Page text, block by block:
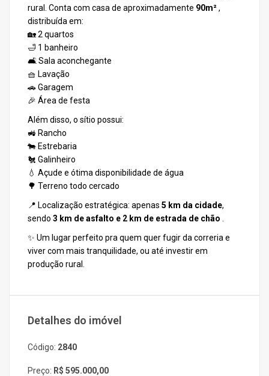
rural. Conta com casa de aproximadamente 90m²,
distribuída em:
🏡 2 quartos
🛁 1 banheiro
🛋️ Sala aconchegante
🧺 Lavação
🚗 Garagem
🎉 Área de festa
Além disso, o sítio possui:
🚜 Rancho
🐄 Estrebaria
🐔 Galinheiro
💧 Açude e ótima disponibilidade de água
🌳 Terreno todo cercado
📍 Localização estratégica: apenas 5 km da cidade,
sendo 3 km de asfalto e 2 km de estrada de chão
✨ Um lugar perfeito pra quem quer fugir da correria e
viver com mais tranquilidade, ou até investir em
produção rural.
Detalhes do imóvel
Código: 2840
Preço: R$ 595.000,00